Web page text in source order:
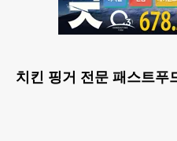
치킨 핑거 전문 패스트푸